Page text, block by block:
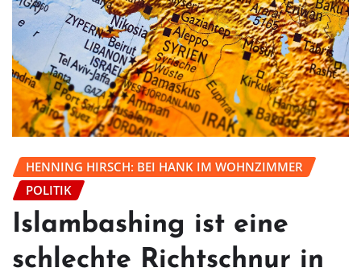
HENNING HIRSCH: BEI HANK IM WOHNZIMMER
POLITIK
Islambashing ist eine
schlechte Richtschnur in